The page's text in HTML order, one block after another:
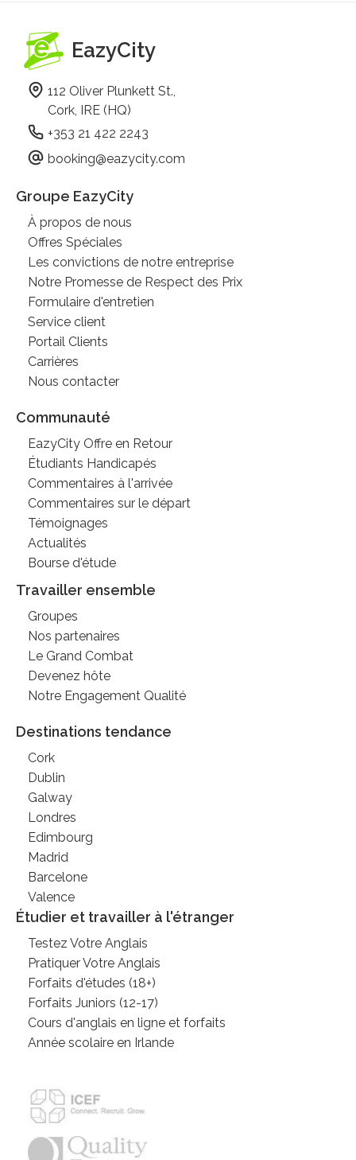
EazyCity
112 Oliver Plunkett St.,
Cork, IRE (HQ)
+353 21 422 2243
booking@eazycity.com
Groupe EazyCity
À propos de nous
Offres Spéciales
Les convictions de notre entreprise
Notre Promesse de Respect des Prix
Formulaire d'entretien
Service client
Portail Clients
Carrières
Nous contacter
Communauté
EazyCity Offre en Retour
Étudiants Handicapés
Commentaires à l'arrivée
Commentaires sur le départ
Témoignages
Actualités
Bourse d'étude
Travailler ensemble
Groupes
Nos partenaires
Le Grand Combat
Devenez hôte
Notre Engagement Qualité
Destinations tendance
Cork
Dublin
Galway
Londres
Edimbourg
Madrid
Barcelone
Valence
Étudier et travailler à l'étranger
Testez Votre Anglais
Pratiquer Votre Anglais
Forfaits d'études (18+)
Forfaits Juniors (12-17)
Cours d'anglais en ligne et forfaits
Année scolaire en Irlande